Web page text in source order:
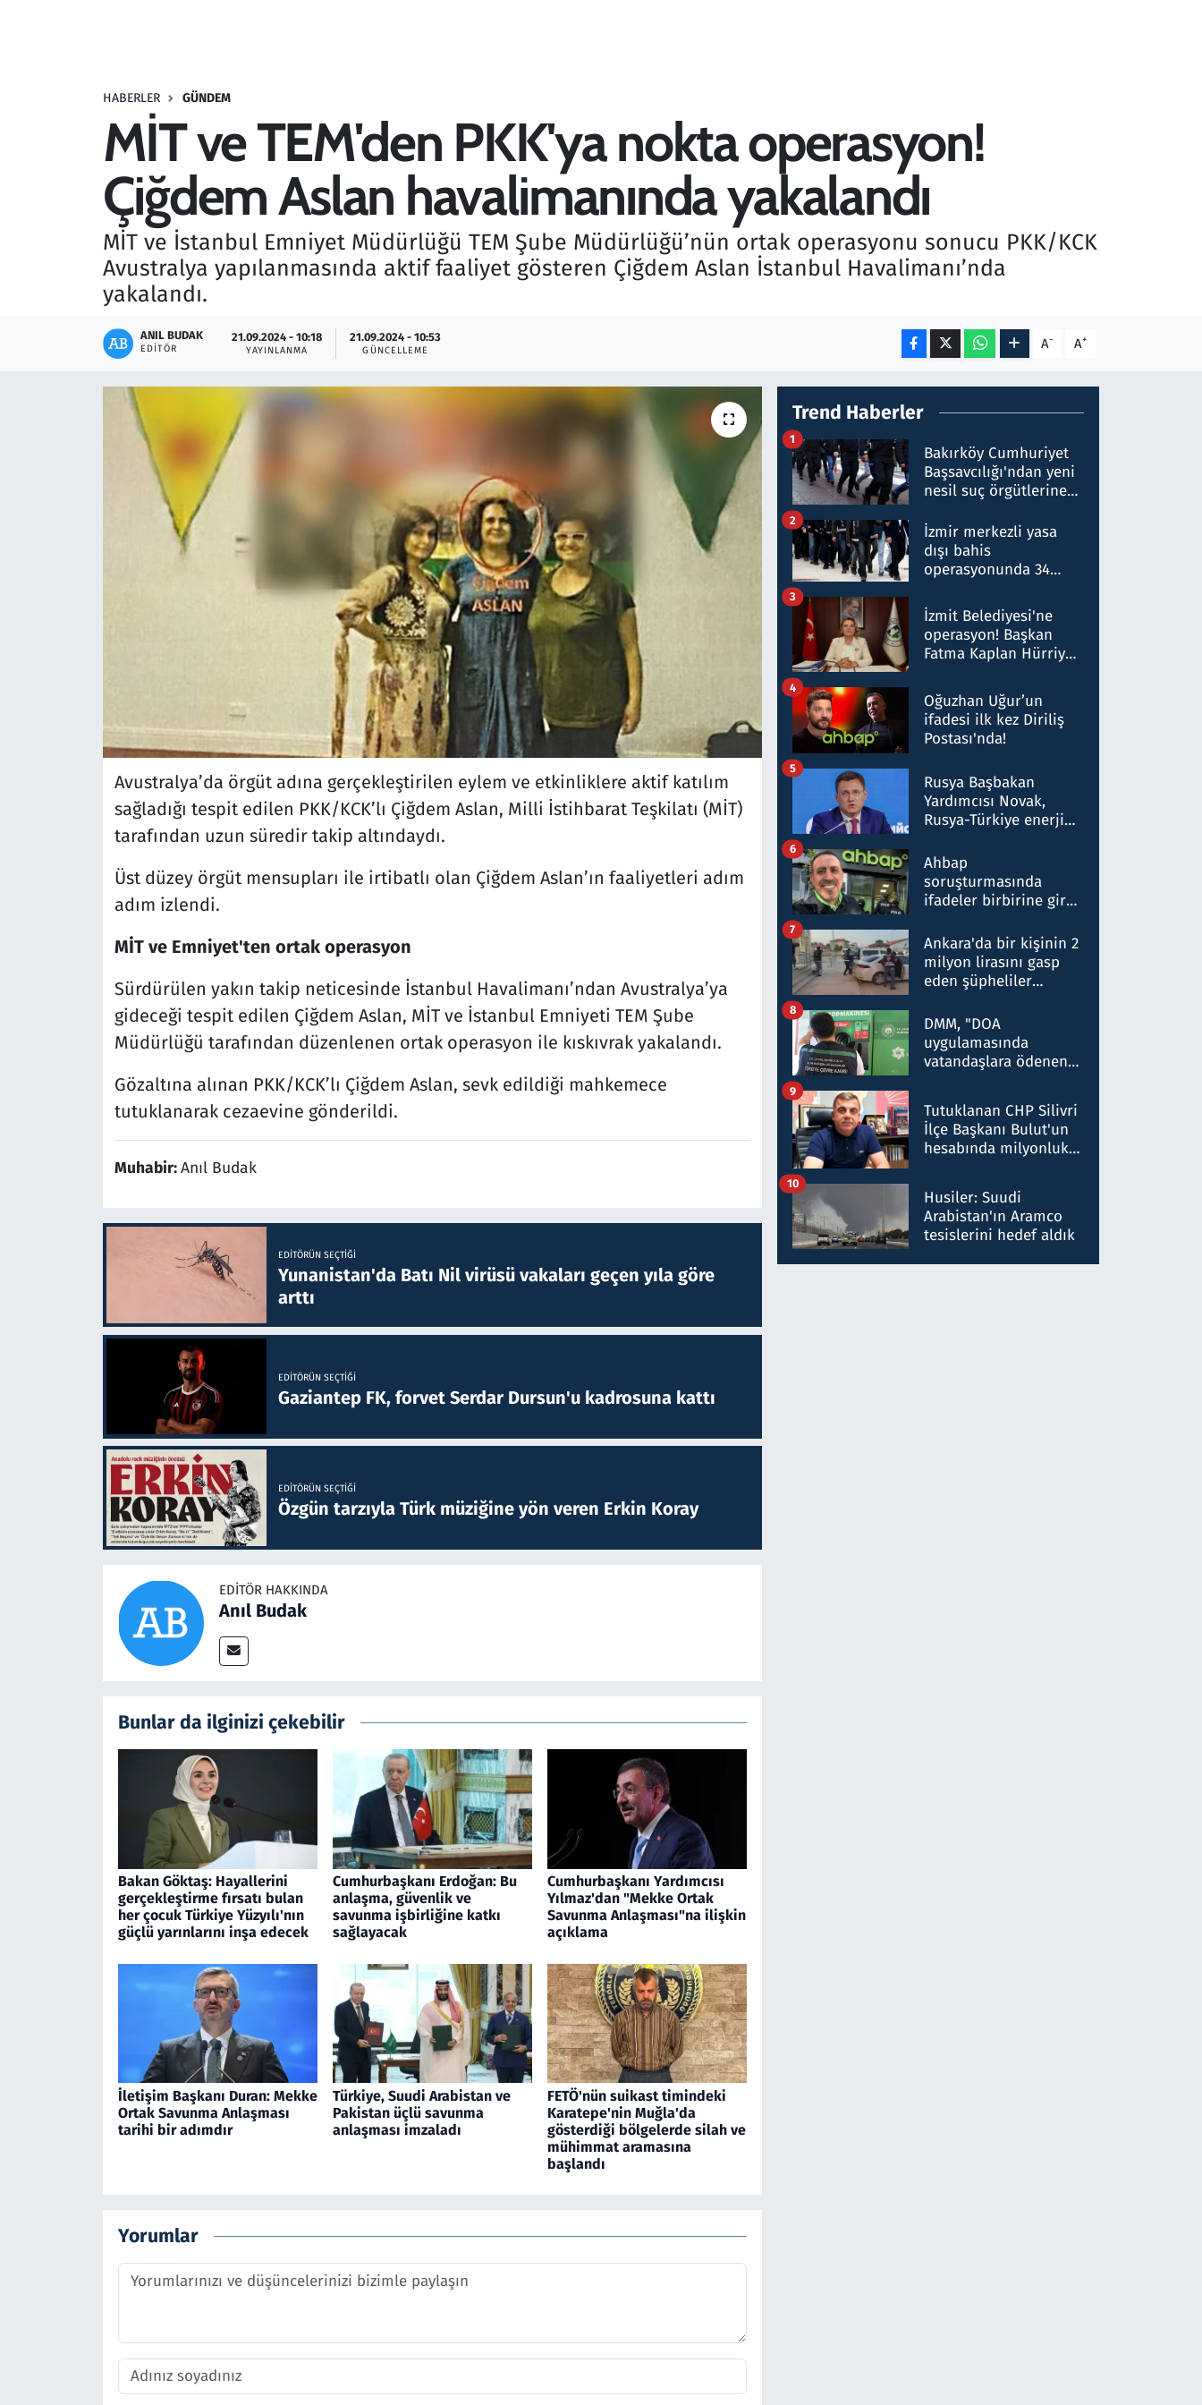
HABERLER GÜNDEM
MİT ve TEM'den PKK'ya nokta operasyon!
Çiğdem Aslan havalimanında yakalandı
MİT ve İstanbul Emniyet Müdürlüğü TEM Şube Müdürlüğü’nün ortak operasyonu sonucu PKK/KCK
Avustralya yapılanmasında aktif faaliyet gösteren Çiğdem Aslan İstanbul Havalimanı’nda
yakalandı.
ANIL BUDAK
EDITÖR
21.09.2024 - 10:18
YAYINLANMA
21.09.2024 - 10:53
GÜNCELLEME A- A+
Avustralya’da örgüt adına gerçekleştirilen eylem ve etkinliklere aktif katılım
sağladığı tespit edilen PKK/KCK’lı Çiğdem Aslan, Milli İstihbarat Teşkilatı (MİT)
tarafından uzun süredir takip altındaydı.
Üst düzey örgüt mensupları ile irtibatlı olan Çiğdem Aslan’ın faaliyetleri adım
adım izlendi.
MİT ve Emniyet'ten ortak operasyon
Sürdürülen yakın takip neticesinde İstanbul Havalimanı’ndan Avustralya’ya
gideceği tespit edilen Çiğdem Aslan, MİT ve İstanbul Emniyeti TEM Şube
Müdürlüğü tarafından düzenlenen ortak operasyon ile kıskıvrak yakalandı.
Gözaltına alınan PKK/KCK’lı Çiğdem Aslan, sevk edildiği mahkemece
tutuklanarak cezaevine gönderildi.
Muhabir:Anıl Budak
EDITÖRÜN SEÇTIĞI
Yunanistan'da Batı Nil virüsü vakaları geçen yıla göre
arttı
EDITÖRÜN SEÇTIĞI
Gaziantep FK, forvet Serdar Dursun'u kadrosuna kattı
EDITÖRÜN SEÇTIĞI
Özgün tarzıyla Türk müziğine yön veren Erkin Koray
EDITÖR HAKKINDA
Anıl Budak
Bunlar da ilginizi çekebilir
Bakan Göktaş: Hayallerini
gerçekleştirme fırsatı bulan
her çocuk Türkiye Yüzyılı'nın
güçlü yarınlarını inşa edecek
Cumhurbaşkanı Erdoğan: Bu
anlaşma, güvenlik ve
savunma işbirliğine katkı
sağlayacak
Cumhurbaşkanı Yardımcısı
Yılmaz'dan "Mekke Ortak
Savunma Anlaşması"na ilişkin
açıklama
İletişim Başkanı Duran: Mekke
Ortak Savunma Anlaşması
tarihi bir adımdır
Türkiye, Suudi Arabistan ve
Pakistan üçlü savunma
anlaşması imzaladı
FETÖ'nün suikast timindeki
Karatepe'nin Muğla'da
gösterdiği bölgelerde silah ve
mühimmat aramasına
başlandı
Yorumlar
Trend Haberler
Bakırköy Cumhuriyet
Başsavcılığı'ndan yeni
nesil suç örgütlerine
hakkında gözaltı kararı
1
İzmir merkezli yasa
dışı bahis
operasyonunda 34
Milyar liralık para
trafiği tespit edildi
2
İzmit Belediyesi'ne
operasyon! Başkan
Fatma Kaplan Hürriyet
3
Oğuzhan Uğur’un
ifadesi ilk kez Diriliş
Postası'nda!
4
Rusya Başbakan
Yardımcısı Novak,
Rusya-Türkiye enerji
nitelikte olduğunu
belirtti
5
Ahbap
soruşturmasında
ifadeler birbirine girdi:
ifadelerinden ortaya
çıkan tablo şok etti
6
Ankara'da bir kişinin 2
milyon lirasını gasp
eden şüpheliler
7
DMM, "DOA
uygulamasında
vatandaşlara ödenen
düşürüldüğü" iddiasını
yalanladı
8
Tutuklanan CHP Silivri
İlçe Başkanı Bulut'un
hesabında milyonluk
talimat verdi, ben
gönderdim
9
Husiler: Suudi
Arabistan'ın Aramco
tesislerini hedef aldık
10
Savunma Sanayi
Seçim 2023
Televizyon